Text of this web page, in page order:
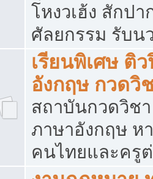
โหงวเฮ้ง สักป
ศัลยกรรม รับน
เรียนพิเศษ ติ
อังกฤษ กวดวิ
สถาบันกวดวิช
ภาษาอังกฤษ ห
คนไทยและครู